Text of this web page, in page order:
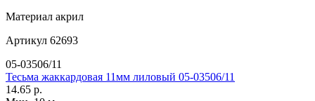
Материал акрил
Артикул 62693
05-03506/11
Тесьма жаккардовая 11мм лиловый 05-03506/11
14.65 р.